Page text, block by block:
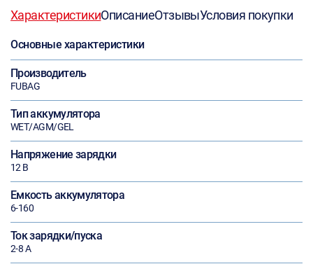
ХарактеристикиОписаниеОтзывыУсловия покупки
Основные характеристики
Производитель
FUBAG
Тип аккумулятора
WET/AGM/GEL
Напряжение зарядки
12 В
Емкость аккумулятора
6-160
Ток зарядки/пуска
2-8 А